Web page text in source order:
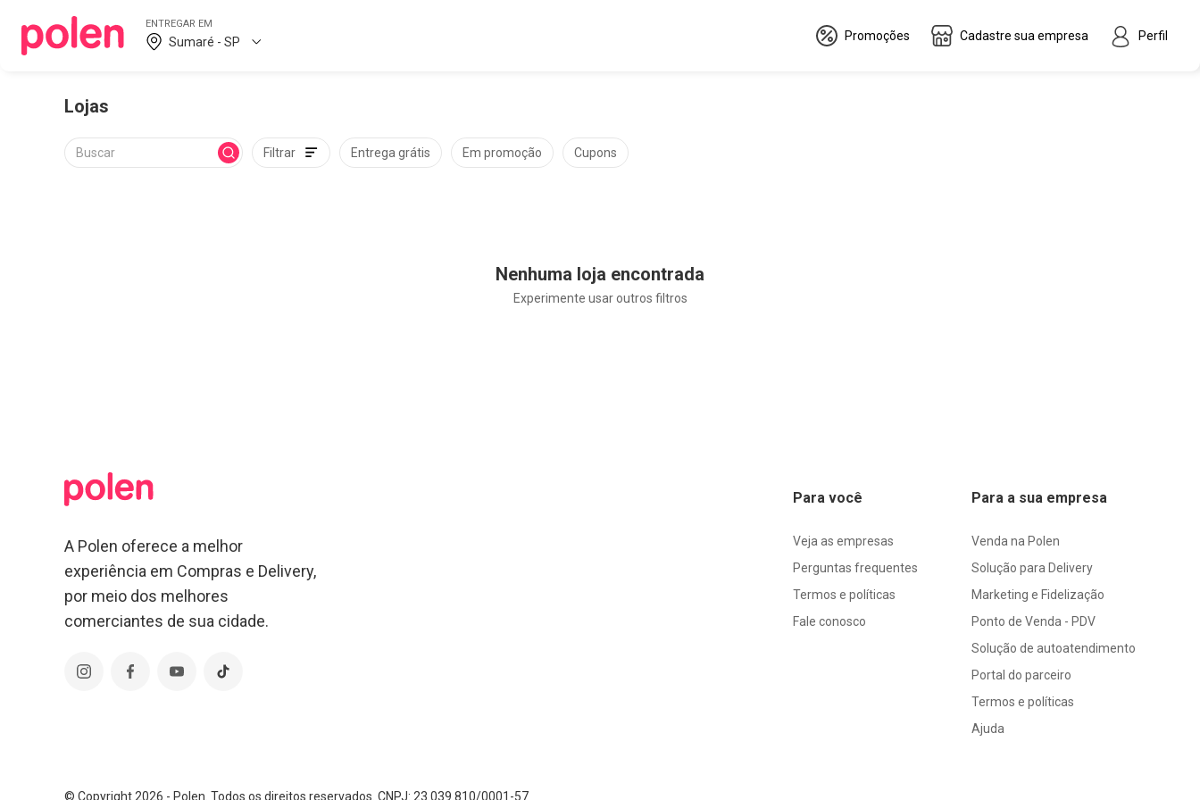
ENTREGAR EM
Sumaré - SP Promoções Cadastre sua empresa Perfil
Lojas
Filtrar Entrega grátis Em promoção Cupons
Nenhuma loja encontrada
Experimente usar outros filtros
A Polen oferece a melhor
experiência em Compras e Delivery,
por meio dos melhores
comerciantes de sua cidade.
Para você
Veja as empresas
Perguntas frequentes
Termos e políticas
Fale conosco
Para a sua empresa
Venda na Polen
Solução para Delivery
Marketing e Fidelização
Ponto de Venda - PDV
Solução de autoatendimento
Portal do parceiro
Termos e políticas
Ajuda
© Copyright 2026 - Polen. Todos os direitos reservados. CNPJ: 23.039.810/0001-57